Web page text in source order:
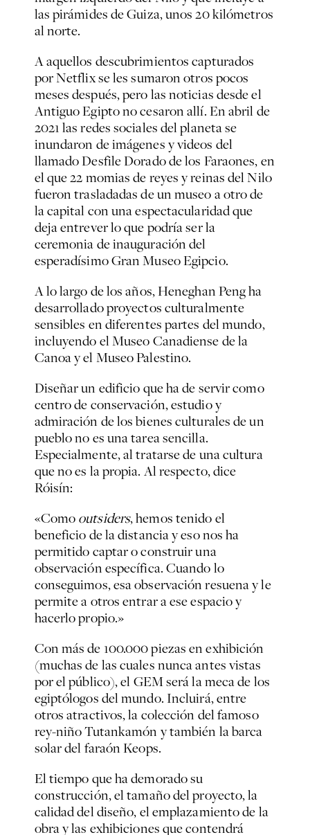
las pirámides de Guiza, unos 20 kilómetros
al norte.
A aquellos descubrimientos capturados
por Netflix se les sumaron otros pocos
meses después, pero las noticias desde el
Antiguo Egipto no cesaron allí. En abril de
2021 las redes sociales del planeta se
inundaron de imágenes y videos del
llamado Desfile Dorado de los Faraones, en
el que 22 momias de reyes y reinas del Nilo
fueron trasladadas de un museo a otro de
la capital con una espectacularidad que
deja entrever lo que podría ser la
ceremonia de inauguración del
esperadísimo Gran Museo Egipcio.
A lo largo de los años, Heneghan Peng ha
desarrollado proyectos culturalmente
sensibles en diferentes partes del mundo,
incluyendo el Museo Canadiense de la
Canoa y el Museo Palestino.
Diseñar un edificio que ha de servir como
centro de conservación, estudio y
admiración de los bienes culturales de un
pueblo no es una tarea sencilla.
Especialmente, al tratarse de una cultura
que no es la propia. Al respecto, dice
Róisín:
«Comooutsiders, hemos tenido el
beneficio de la distancia y eso nos ha
permitido captar o construir una
observación específica. Cuando lo
conseguimos, esa observación resuena y le
permite a otros entrar a ese espacio y
hacerlo propio.»
Con más de 100.000 piezas en exhibición
(muchas de las cuales nunca antes vistas
por el público), el GEM será la meca de los
egiptólogos del mundo. Incluirá, entre
otros atractivos, la colección del famoso
rey-niño Tutankamón y también la barca
solar del faraón Keops.
El tiempo que ha demorado su
construcción, el tamaño del proyecto, la
calidad del diseño, el emplazamiento de la
obra y las exhibiciones que contendrá